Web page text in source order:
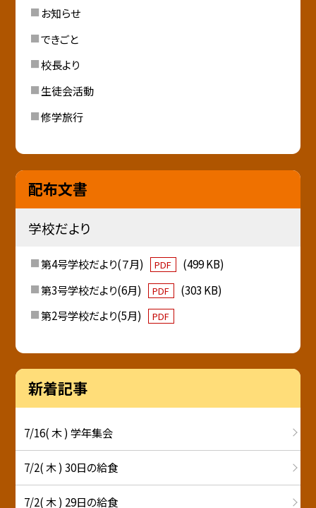
お知らせ
できごと
校長より
生徒会活動
修学旅行
配布文書
学校だより
第4号学校だより(７月) PDF
(499 KB)
第3号学校だより(6月)
PDF
(303 KB)
第2号学校だより(5月)
PDF
新着記事
7/16( 木 ) 学年集会
7/2( 木 ) 30日の給食
7/2( 木 ) 29日の給食